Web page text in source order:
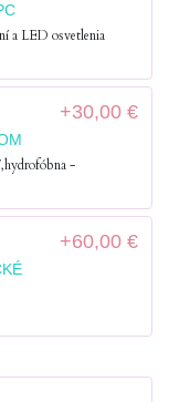
a LED osvetlenia
+30,00 €
,hydrofóbna -
+60,00 €